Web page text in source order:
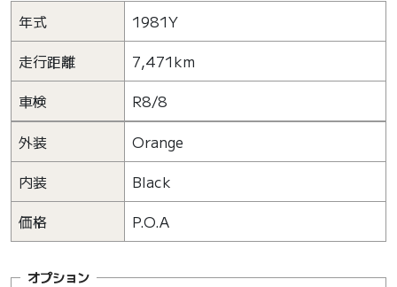
年式
1981Y
走行距離
7,471km
車検
R8/8
外装
Orange
内装
Black
価格
P.O.A
オプション